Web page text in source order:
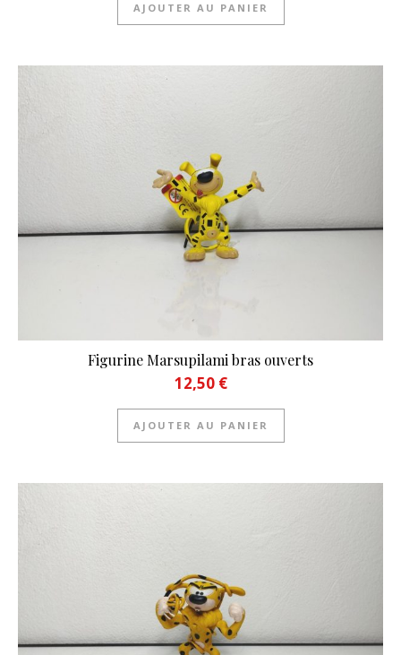
AJOUTER AU PANIER
Figurine Marsupilami bras ouverts
12,50 €
AJOUTER AU PANIER